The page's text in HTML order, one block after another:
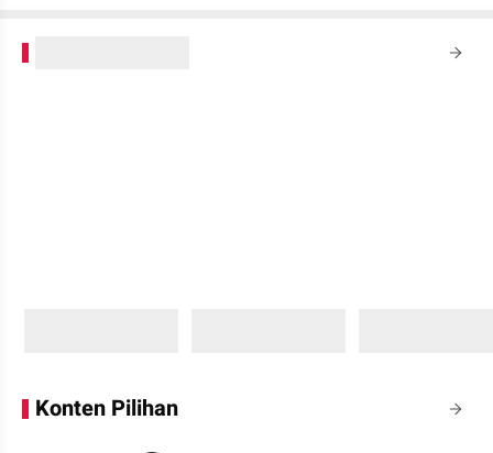
Konten Pilihan